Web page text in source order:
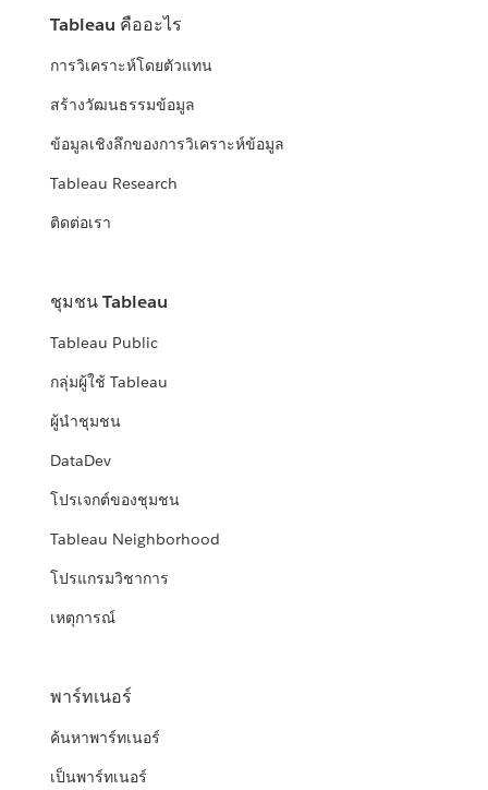
Tableau คืออะไร
การวิเคราะห์โดยตัวแทน
สร้างวัฒนธรรมข้อมูล
ข้อมูลเชิงลึกของการวิเคราะห์ข้อมูล
Tableau Research
ติดต่อเรา
ชุมชน Tableau
Tableau Public
กลุ่มผู้ใช้ Tableau
ผู้นำชุมชน
DataDev
โปรเจกต์ของชุมชน
Tableau Neighborhood
โปรแกรมวิชาการ
เหตุการณ์
พาร์ทเนอร์
ค้นหาพาร์ทเนอร์
เป็นพาร์ทเนอร์